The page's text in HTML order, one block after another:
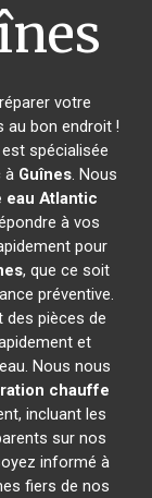
votre
au bon endroit !
spécialisée
à Guînes. Nous
eau Atlantic
à vos
pour
, que ce soit
préventive.
des pièces de
et
Nous nous
chauffe
incluant les
sur nos
informé à
fiers de nos